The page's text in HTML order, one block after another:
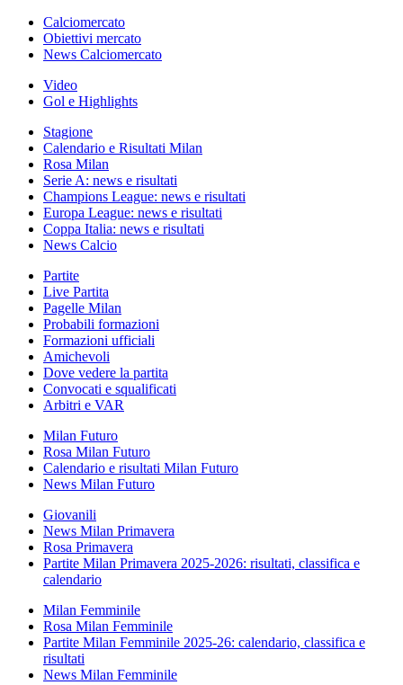
Calciomercato
Obiettivi mercato
News Calciomercato
Video
Gol e Highlights
Stagione
Calendario e Risultati Milan
Rosa Milan
Serie A: news e risultati
Champions League: news e risultati
Europa League: news e risultati
Coppa Italia: news e risultati
News Calcio
Partite
Live Partita
Pagelle Milan
Probabili formazioni
Formazioni ufficiali
Amichevoli
Dove vedere la partita
Convocati e squalificati
Arbitri e VAR
Milan Futuro
Rosa Milan Futuro
Calendario e risultati Milan Futuro
News Milan Futuro
Giovanili
News Milan Primavera
Rosa Primavera
Partite Milan Primavera 2025-2026: risultati, classifica e
calendario
Milan Femminile
Rosa Milan Femminile
Partite Milan Femminile 2025-26: calendario, classifica e
risultati
News Milan Femminile